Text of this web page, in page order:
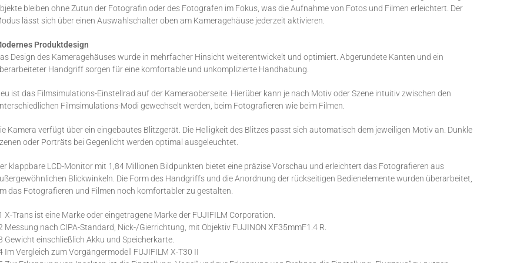
bleiben ohne Zutun der Fotografin oder des Fotografen im Fokus, was die Aufnahme von Fotos und Filmen erleichtert. Der
lässt sich über einen Auswahlschalter oben am Kameragehäuse jederzeit aktivieren.
Produktdesign
Design des Kameragehäuses wurde in mehrfacher Hinsicht weiterentwickelt und optimiert. Abgerundete Kanten und ein
Handgriff sorgen für eine komfortable und unkomplizierte Handhabung.
ist das Filmsimulations-Einstellrad auf der Kameraoberseite. Hierüber kann je nach Motiv oder Szene intuitiv zwischen den
Filmsimulations-Modi gewechselt werden, beim Fotografieren wie beim Filmen.
Kamera verfügt über ein eingebautes Blitzgerät. Die Helligkeit des Blitzes passt sich automatisch dem jeweiligen Motiv an. Dunkle
oder Porträts bei Gegenlicht werden optimal ausgeleuchtet.
klappbare LCD-Monitor mit 1,84 Millionen Bildpunkten bietet eine präzise Vorschau und erleichtert das Fotografieren aus
Blickwinkeln. Die Form des Handgriffs und die Anordnung der rückseitigen Bedienelemente wurden überarbeitet,
das Fotografieren und Filmen noch komfortabler zu gestalten.
X-Trans ist eine Marke oder eingetragene Marke der FUJIFILM Corporation.
Messung nach CIPA-Standard, Nick-/Gierrichtung, mit Objektiv FUJINON XF35mmF1.4 R.
Gewicht einschließlich Akku und Speicherkarte.
Im Vergleich zum Vorgängermodell FUJIFILM X-T30 II